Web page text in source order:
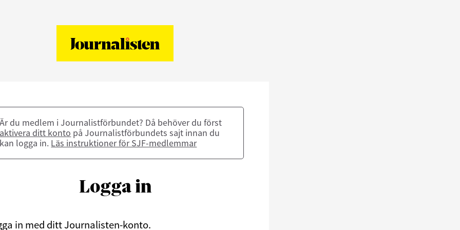
Är du medlem i Journalistförbundet? Då behöver du först
aktivera ditt konto på Journalistförbundets sajt innan du
kan logga in. Läs instruktioner för SJF-medlemmar
Logga in
in med ditt Journalisten-konto.